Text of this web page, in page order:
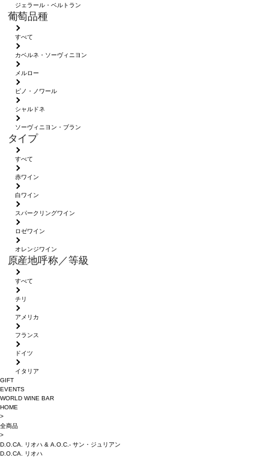
ジェラール・ベルトラン
葡萄品種
すべて
カベルネ・ソーヴィニヨン
メルロー
ピノ・ノワール
シャルドネ
ソーヴィニヨン・ブラン
タイプ
すべて
赤ワイン
白ワイン
スパークリングワイン
ロゼワイン
オレンジワイン
原産地呼称／等級
すべて
チリ
アメリカ
フランス
ドイツ
イタリア
GIFT
EVENTS
WORLD WINE BAR
HOME
>
全商品
>
D.O.CA. リオハ& A.O.C.- サン・ジュリアン
D.O.CA. リオハ